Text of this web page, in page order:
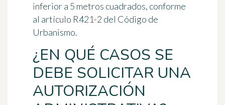
inferior a 5 metros cuadrados, conforme
al artículo R421-2 del Código de
Urbanismo.
¿EN QUÉ CASOS SE
DEBE SOLICITAR UNA
AUTORIZACIÓN